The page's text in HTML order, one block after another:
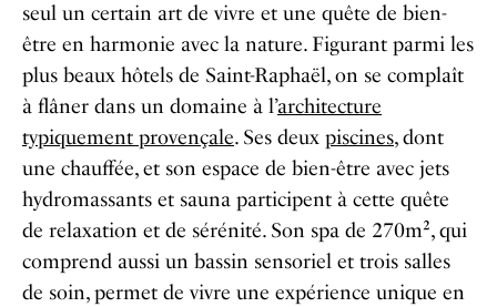
seul un certain art de vivre et une quête de bien-
être en harmonie avec la nature. Figurant parmi les
plus beaux hôtels de Saint-Raphaël, on se complaît
à flâner dans un domaine à l’architecture
typiquement provençale. Ses deux piscines, dont
une chauffée, et son espace de bien-être avec jets
hydromassants et sauna participent à cette quête
de relaxation et de sérénité. Son spa de 270m², qui
comprend aussi un bassin sensoriel et trois salles
de soin, permet de vivre une expérience unique en